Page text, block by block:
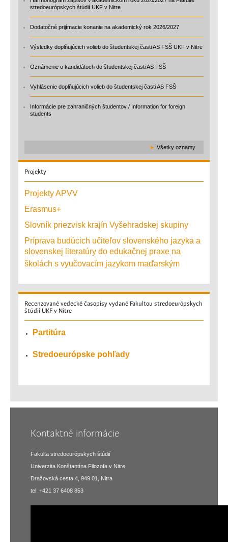
stredoeurópskych štúdií UKF v Nitre
Dodatočné prijímacie konanie na akademický rok 2026/2027
Výsledky doplňujúcich volieb do študentskej časti AS FSŠ UKF v Nitre
Oznámenie o kandidátoch do študentskej časti AS FSŠ
Vyhlásenie doplňujúcich volieb do študentskej časti AS FSŠ
Informácie pre zahraničných študentov / Information for foreign
students
► Všetky oznamy
Projekty
Projekty APVV
Erasmus+
Slovník priezvisk krajín Vyšehradskej skupiny
Príprava budúcich učiteľov slovenského jazyka a
slovenskej literatúry do edukačnej praxe na
školách s vyučovacím jazykom maďarským
Recenzované vedecké časopisy vydané Fakultou stredoeurópskych
štúdií UKF v Nitre
Partitúra
Stredoeurópske pohľady
Kontaktné informácie
Fakulta stredoeurópskych štúdií
Univerzita Konštantína Filozofa v Nitre
Dražovská cesta 4, 949 01, Nitra
tel: +421 37 6408 853